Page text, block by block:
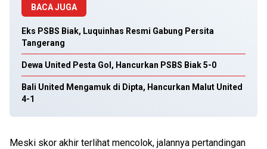
BACA JUGA
Eks PSBS Biak, Luquinhas Resmi Gabung Persita
Tangerang
Dewa United Pesta Gol, Hancurkan PSBS Biak 5-0
Bali United Mengamuk di Dipta, Hancurkan Malut United
4-1
Meski skor akhir terlihat mencolok, jalannya pertandingan